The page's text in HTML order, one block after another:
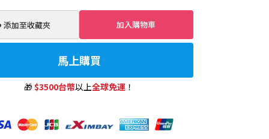
加至收藏夾 加入購物車
馬上購買
🎁$3500台幣以上全球免運 ！